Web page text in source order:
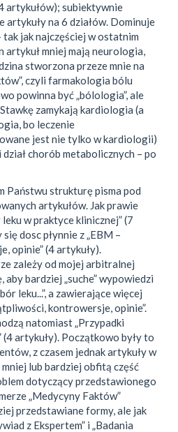
artykułów); subiektywnie
artykuły na 6 działów. Dominuje
jak najczęściej w ostatnim
artykuł mniej mają neurologia,
stworzona przeze mnie na
czyli farmakologia bólu
powinna być „bólologia”, ale
zamykają kardiologia (a
bo leczenie
jest nie tylko w kardiologii)
chorób metabolicznych – po
Państwu strukturę pisma pod
artykułów. Jak prawie
w praktyce klinicznej” (7
dosc płynnie z „EBM –
opinie” (4 artykuły).
zależy od mojej arbitralnej
aby bardziej „suche” wypowiedzi
leku...”, a zawierające więcej
kontrowersje, opinie”.
natomiast „Przypadki
artykuły). Początkowo były to
z czasem jednak artykuły w
lub bardziej obfitą część
dotyczący przedstawionego
„Medycyny Faktów”
przedstawiane formy, ale jak
z Ekspertem” i „Badania